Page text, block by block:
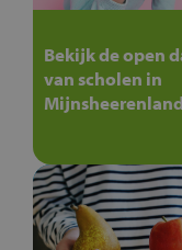
Bekijk de open
van scholen in